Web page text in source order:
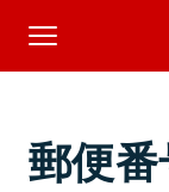
郵便